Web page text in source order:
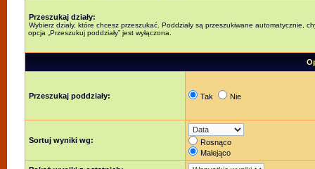
Przeszukaj działy:
Wybierz działy, które chcesz przeszukać. Poddziały są przeszukiwane automatycznie,
opcja „Przeszukuj poddziały” jest wyłączona.
Przeszukaj poddziały: Tak Nie
Sortuj wyniki wg:
Rosnąco
Malejąco